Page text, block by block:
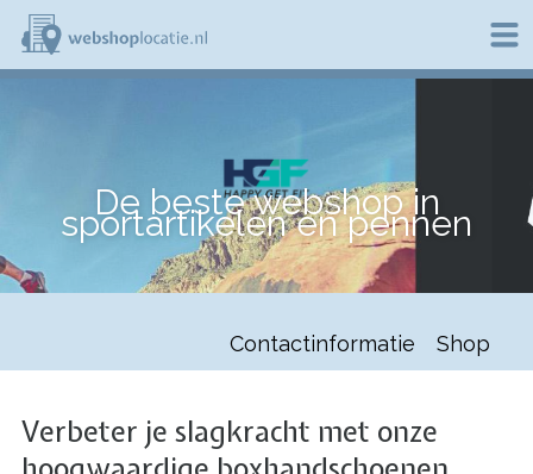
Overslaan
naar
c
l
De beste webshop in
sportartikelen en pennen
Contactinformatie Shop
Verbeter je slagkracht met onze